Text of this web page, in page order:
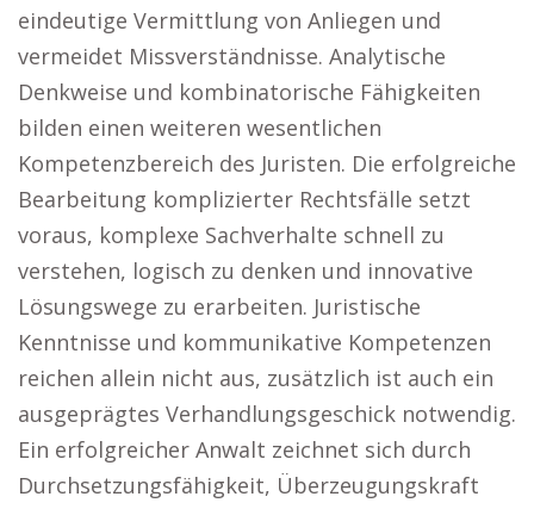
eindeutige Vermittlung von Anliegen und
vermeidet Missverständnisse. Analytische
Denkweise und kombinatorische Fähigkeiten
bilden einen weiteren wesentlichen
Kompetenzbereich des Juristen. Die erfolgreiche
Bearbeitung komplizierter Rechtsfälle setzt
voraus, komplexe Sachverhalte schnell zu
verstehen, logisch zu denken und innovative
Lösungswege zu erarbeiten. Juristische
Kenntnisse und kommunikative Kompetenzen
reichen allein nicht aus, zusätzlich ist auch ein
ausgeprägtes Verhandlungsgeschick notwendig.
Ein erfolgreicher Anwalt zeichnet sich durch
Durchsetzungsfähigkeit, Überzeugungskraft